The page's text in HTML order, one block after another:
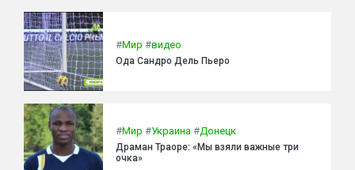
#Мир #видео
Ода Сандро Дель Пьеро
#Мир #Украина #Донецк
Драман Траоре: «Мы взяли важные три
очка»